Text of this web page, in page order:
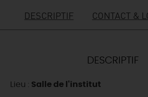
DEMAIN
CE WEEK-END
DESCRIPTIF CONTACT &
DESCRIPTIF
Lieu : Salle de l'institut